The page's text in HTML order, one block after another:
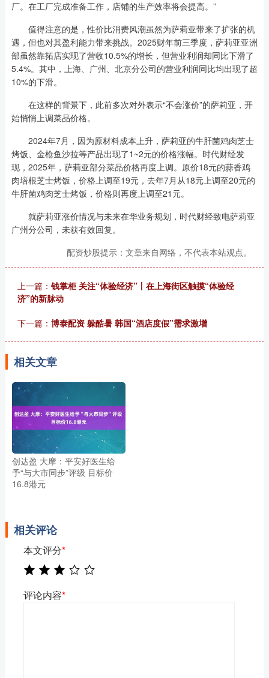
厂。在工厂完成准备工作，店铺的生产效率将会提高。”
值得注意的是，性价比消费风潮虽然为萨莉亚带来了扩张的机
遇，但也对其盈利能力带来挑战。2025财年前三季度，萨莉亚亚洲
部虽然靠拓店实现了营收10.5%的增长，但营业利润却同比下滑了
5.4%。其中，上海、广州、北京分公司的营业利润同比均出现了超
10%的下滑。
在这样的背景下，此前多次对外表示“不会涨价”的萨莉亚，开
始悄悄上调菜品价格。
2024年7月，因为原材料成本上升，萨莉亚的牛肝菌鸡肉芝士
烤饭、金枪鱼沙拉等产品出现了1~2元的价格涨幅。时代财经发
现，2025年，萨莉亚部分菜品价格再度上调。原价18元的蒜香鸡
肉培根芝士烤饭，价格上调至19元，去年7月从18元上调至20元的
牛肝菌鸡肉芝士烤饭，价格则再度上调至21元。
就萨莉亚涨价情况与未来在华业务规划，时代财经致电萨莉亚
广州分公司，未获有效回复。
配资炒股提示：文章来自网络，不代表本站观点。
上一篇： 钱掌柜 关注“体验经济”丨在上海街区触摸“体验经
济”的新脉动
下一篇： 博泰配资 躲酷暑 韩国“酒店度假”需求激增
相关文章
创达盈 大摩：平安好医生给
予“与大市同步”评级 目标价
16.8港元
相关评论
本文评分*
评论内容*